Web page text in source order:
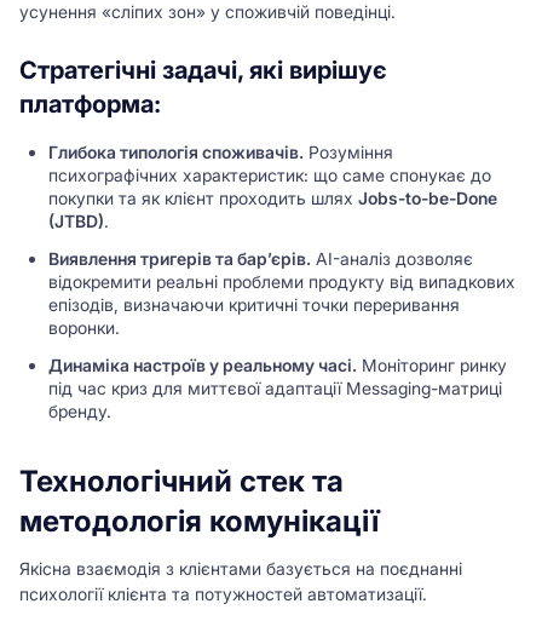
усунення «сліпих зон» у споживчій поведінці.
Стратегічні задачі, які вирішує
платформа:
Глибока типологія споживачів. Розуміння
психографічних характеристик: що саме спонукає до
покупки та як клієнт проходить шлях Jobs-to-be-Done
(JTBD).
Виявлення тригерів та бар’єрів. AI-аналіз дозволяє
відокремити реальні проблеми продукту від випадкових
епізодів, визначаючи критичні точки переривання
воронки.
Динаміка настроїв у реальному часі. Моніторинг ринку
під час криз для миттєвої адаптації Messaging-матриці
бренду.
Технологічний стек та
методологія комунікації
Якісна взаємодія з клієнтами базується на поєднанні
психології клієнта та потужностей автоматизації.